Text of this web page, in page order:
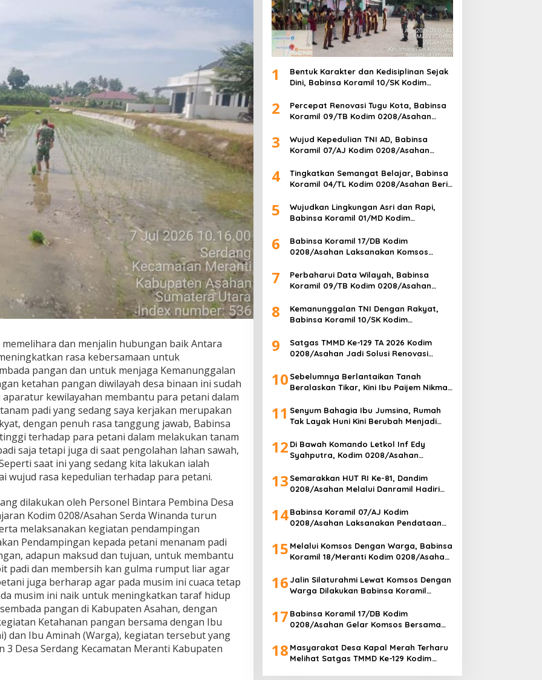
dan menjalin hubungan baik Antara
rasa kebersamaan untuk
pangan dan untuk menjaga Kemanunggalan
ketahan pangan diwilayah desa binaan ini sudah
kewilayahan membantu para petani dalam
padi yang sedang saya kerjakan merupakan
dengan penuh rasa tanggung jawab, Babinsa
terhadap para petani dalam melakukan tanam
saja tetapi juga di saat pengolahan lahan sawah,
saat ini yang sedang kita lakukan ialah
wujud rasa kepedulian terhadap para petani.
dilakukan oleh Personel Bintara Pembina Desa
Kodim 0208/Asahan Serda Winanda turun
melaksanakan kegiatan pendampingan
Pendampingan kepada petani menanam padi
adapun maksud dan tujuan, untuk membantu
padi dan membersih kan gulma rumput liar agar
juga berharap agar pada musim ini cuaca tetap
musim ini naik untuk meningkatkan taraf hidup
pangan di Kabupaten Asahan, dengan
Ketahanan pangan bersama dengan Ibu
dan Ibu Aminah (Warga), kegiatan tersebut yang
Desa Serdang Kecamatan Meranti Kabupaten
1
Bentuk Karakter dan Kedisiplinan Sejak
Dini, Babinsa Koramil 10/SK Kodim
Etika Bagi Siswa MIN 7 Pertahanan
2
Percepat Renovasi Tugu Kota, Babinsa
Koramil 09/TB Kodim 0208/Asahan
Gelar Gotong Royong
3
Wujud Kepedulian TNI AD, Babinsa
Koramil 07/AJ Kodim 0208/Asahan
Kasih Kepada Lansia Usia 97 Tahun
4
Tingkatkan Semangat Belajar, Babinsa
Koramil 04/TL Kodim 0208/Asahan Beri
bagi Pelajar SMA & SMK
5
Wujudkan Lingkungan Asri dan Rapi,
Babinsa Koramil 01/MD Kodim
Selatan Gotong Royong
6
Babinsa Koramil 17/DB Kodim
0208/Asahan Laksanakan Komsos
7
Perbaharui Data Wilayah, Babinsa
Koramil 09/TB Kodim 0208/Asahan
8
Kemanunggalan TNI Dengan Rakyat,
Babinsa Koramil 10/SK Kodim
Rumah Warga
9
Satgas TMMD Ke-129 TA 2026 Kodim
0208/Asahan Jadi Solusi Renovasi
10 Sebelumnya Berlantaikan Tanah
Beralaskan Tikar, Kini Ibu Paijem Nikmati
Satgas TMMD Ke-129 Kodim
0208/Asahan
11 Senyum Bahagia Ibu Jumsina, Rumah
Tak Layak Huni Kini Berubah Menjadi
129 Kodim 0208/Asahan
12 Di Bawah Komando Letkol Inf Edy
Syahputra, Kodim 0208/Asahan
Masyarakat
13 Semarakkan HUT RI Ke-81, Dandim
0208/Asahan Melalui Danramil Hadiri
Asahan
14 Babinsa Koramil 07/AJ Kodim
0208/Asahan Laksanakan Pendataan
Puskesmas
15 Melalui Komsos Dengan Warga, Babinsa
Koramil 18/Meranti Kodim 0208/Asahan
16 Jalin Silaturahmi Lewat Komsos Dengan
Warga Dilakukan Babinsa Koramil
17 Babinsa Koramil 17/DB Kodim
0208/Asahan Gelar Komsos Bersama
18 Masyarakat Desa Kapal Merah Terharu
Melihat Satgas TMMD Ke-129 Kodim